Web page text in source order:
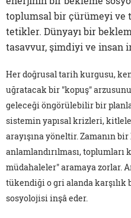
toplumsal bir çürümeyi
tetikler. Dünyayı bir
tasavvur, şimdiyi ve insan
Her doğrusal tarih kurgusu,
uğratacak bir "kopuş"
geleceği öngörülebilir bir
sistemin yapısal krizleri,
arayışına yöneltir. Zamanın
anlamlandırılması, toplumları
müdahaleler" aramaya zorlar.
tükendiği o gri alanda karşılık
sosyolojisi inşâ eder.